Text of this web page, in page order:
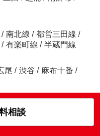
/ 南北線 / 都営三田線 /
/ 有楽町線 / 半蔵門線
尾 / 渋谷 / 麻布十番 /
相談